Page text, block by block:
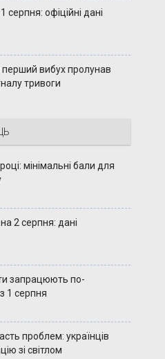
серпня: офіційні дані
перший вибух пролунав
тривоги
мінімальні бали для
2 серпня: дані
запрацюють по-
1 серпня
проблем: українців
зі світлом